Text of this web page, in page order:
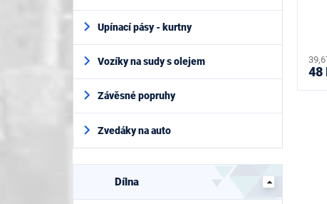
Upínací pásy - kurtny
Vozíky na sudy s olejem
Závěsné popruhy
Zvedáky na auto
Dílna
48